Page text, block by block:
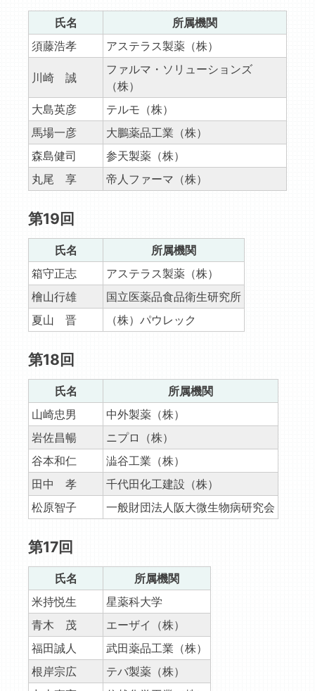
氏名
所属機関
須藤浩孝
アステラス製薬（株）
川崎 誠
ファルマ・ソリューションズ
（株）
大島英彦
テルモ（株）
馬場一彦
大鵬薬品工業（株）
森島健司
参天製薬（株）
丸尾 享
帝人ファーマ（株）
第19回
氏名
所属機関
箱守正志
アステラス製薬（株）
檜山行雄
国立医薬品食品衛生研究所
夏山 晋
（株）パウレック
第18回
氏名
所属機関
山崎忠男
中外製薬（株）
岩佐昌暢
ニプロ（株）
谷本和仁
澁谷工業（株）
田中 孝
千代田化工建設（株）
松原智子
一般財団法人阪大微生物病研究会
第17回
氏名
所属機関
米持悦生
星薬科大学
青木 茂
エーザイ（株）
福田誠人
武田薬品工業（株）
根岸宗広
テバ製薬（株）